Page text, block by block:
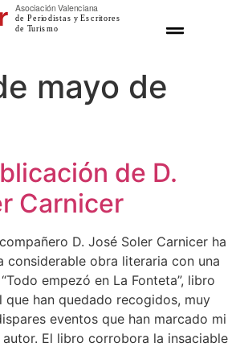
mayo de
de D.
Carnicer
D. José Soler Carnicer ha
considerable obra literaria con una
empezó en La Fonteta”, libro
que han quedado recogidos, muy
eventos que han marcado mi
autor. El libro corrobora la insaciable